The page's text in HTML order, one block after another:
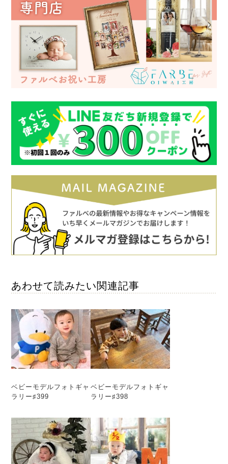
あわせて読みたい関連記事
ベビーモデルフォトギャ
ラリー♯399
ベビーモデルフォトギャ
ラリー♯398